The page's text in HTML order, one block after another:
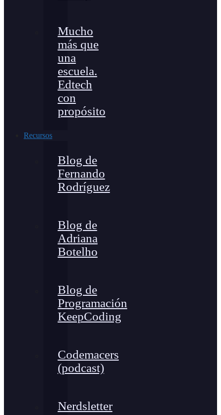
Mucho
más que
una
escuela.
Edtech
con
propósito
Recursos
Blog de
Fernando
Rodríguez
Blog de
Adriana
Botelho
Blog de
Programación
KeepCoding
Codemacers
(podcast)
Nerdsletter